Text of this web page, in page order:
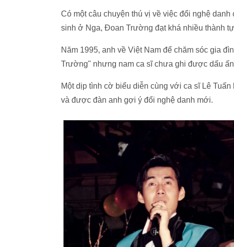
Có một câu chuyện thú vị về việc đổi nghệ
sinh ở Nga, Đoan Trường đạt khá nhiều thành
Năm 1995, anh về Việt Nam để chăm sóc gia
Trường" nhưng nam ca sĩ chưa ghi được dấu
Một dịp tình cờ biểu diễn cùng với ca sĩ Lê
và được đàn anh gợi ý đổi nghệ danh mới.